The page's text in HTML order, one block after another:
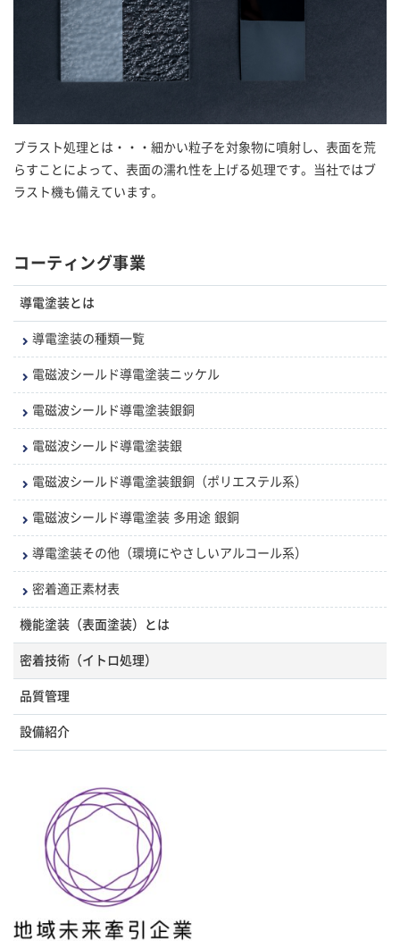
ブラスト処理とは・・・細かい粒子を対象物に噴射し、表面を荒
らすことによって、表面の濡れ性を上げる処理です。当社ではブ
ラスト機も備えています。
コーティング事業
導電塗装とは
導電塗装の種類一覧
電磁波シールド導電塗装ニッケル
電磁波シールド導電塗装銀銅
電磁波シールド導電塗装銀
電磁波シールド導電塗装銀銅（ポリエステル系）
電磁波シールド導電塗装 多用途 銀銅
導電塗装その他（環境にやさしいアルコール系）
密着適正素材表
機能塗装（表面塗装）とは
密着技術（イトロ処理）
品質管理
設備紹介